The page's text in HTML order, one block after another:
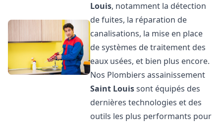
Louis, notamment la détection
de fuites, la réparation de
canalisations, la mise en place
de systèmes de traitement des
eaux usées, et bien plus encore.
Nos Plombiers assainissement
Saint Louissont équipés des
dernières technologies et des
outils les plus performants pour